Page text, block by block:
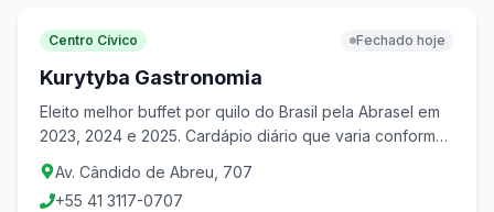
Centro Cívico Fechado hoje
Kurytyba Gastronomia
Eleito melhor buffet por quilo do Brasil pela Abrasel em
2023, 2024 e 2025. Cardápio diário que varia conforme
ingredientes disponíveis, com foco em qualidade
artesanal.
Av. Cândido de Abreu, 707
+55 41 3117-0707